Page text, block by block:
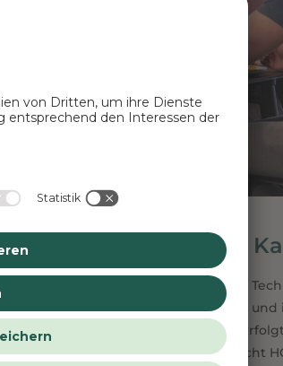
smarte Alternative zur
Das Konzept besteht aus kompakter
werden schonend tiefgefroren und
jederzeit griffbereit. Die Auswahl
Mikrowelle oder im Ofen.Das macht